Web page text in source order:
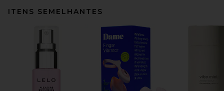
ITENS SEMELHANTES